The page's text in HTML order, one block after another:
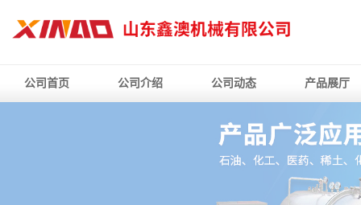
公司首页 公司介绍 公司动态 产品展厅